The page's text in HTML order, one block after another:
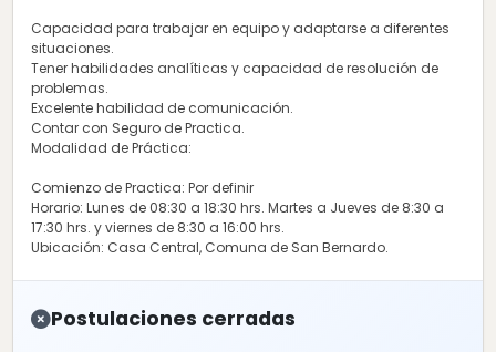
Capacidad para trabajar en equipo y adaptarse a diferentes
situaciones.
Tener habilidades analíticas y capacidad de resolución de
problemas.
Excelente habilidad de comunicación.
Contar con Seguro de Practica.
Modalidad de Práctica:
Comienzo de Practica: Por definir
Horario: Lunes de 08:30 a 18:30 hrs. Martes a Jueves de 8:30 a
17:30 hrs. y viernes de 8:30 a 16:00 hrs.
Ubicación: Casa Central, Comuna de San Bernardo.
Postulaciones cerradas